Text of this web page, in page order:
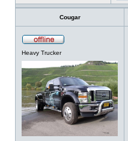
Cougar
Heavy Trucker